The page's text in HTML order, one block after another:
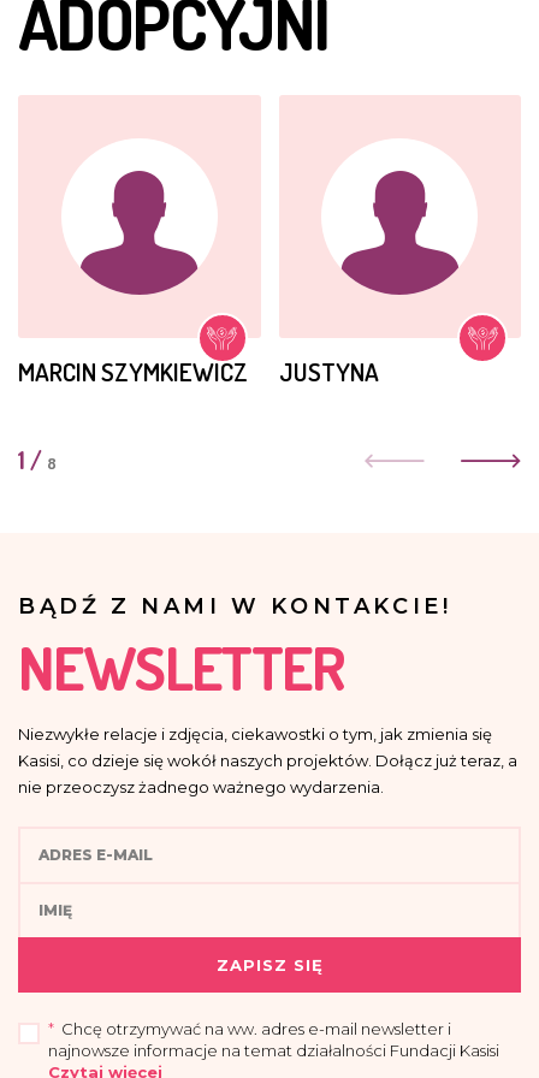
ADOPCYJNI
MARCIN SZYMKIEWICZ JUSTYNA
1 / 8
BĄDŹ Z NAMI W KONTAKCIE!
NEWSLETTER
Niezwykłe relacje i zdjęcia, ciekawostki o tym, jak zmienia się
Kasisi, co dzieje się wokół naszych projektów. Dołącz już teraz, a
nie przeoczysz żadnego ważnego wydarzenia.
ZAPISZ SIĘ
* Chcę otrzymywać na ww. adres e-mail newsletter i
najnowsze informacje na temat działalności Fundacji Kasisi
Czytaj więcej